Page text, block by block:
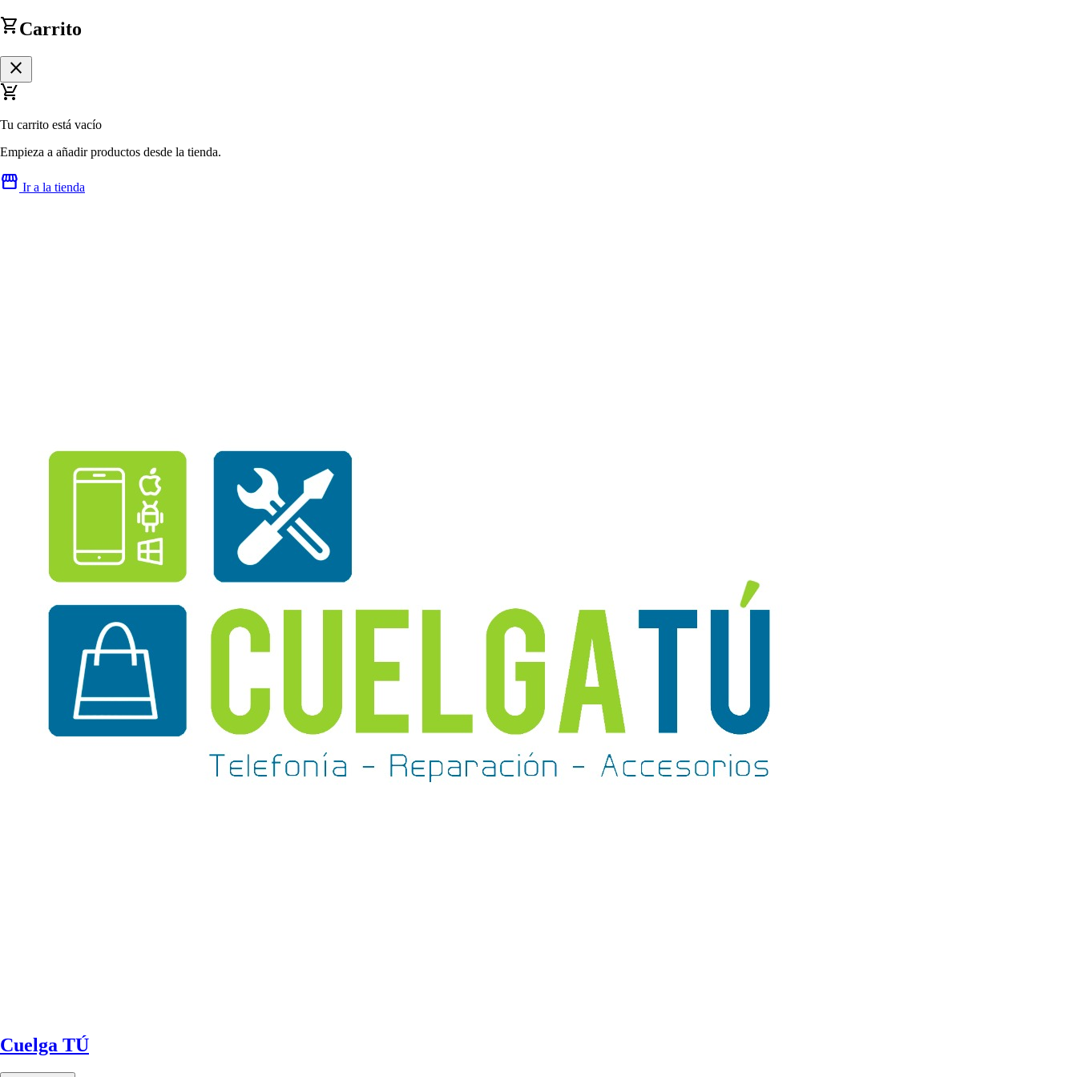
shopping_cartCarrito
close
remove_shopping_cart
Tu carrito está vacío
Empieza a añadir productos desde la tienda.
storefront Ir a la tienda
Cuelga TÚ